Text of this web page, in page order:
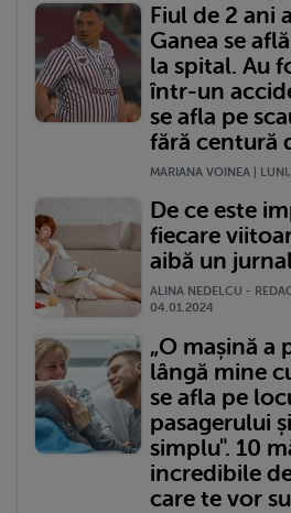
Fiul de 2 ani
Ganea se
la spital. Au
într-un
se afla pe
fără centură
MARIANA VOINEA |
De ce este
fiecare
aibă un
ALINA NEDELCU -
04.01.2024
„O mașină a
lângă mine
se afla pe
pasagerului
simplu". 10
incredibile
care te vor